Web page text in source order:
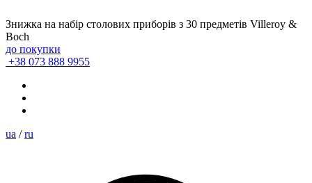
Знижка на набір столових приборів з 30 предметів Villeroy &
Boch
до покупки
+38 073 888 9955
ua / ru